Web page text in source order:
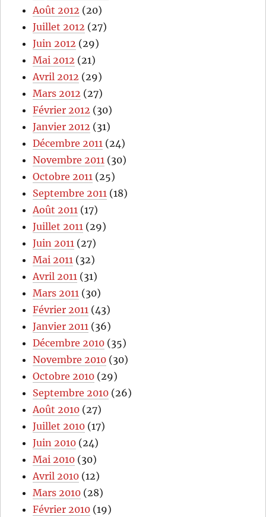
Août 2012 (20)
Juillet 2012 (27)
Juin 2012 (29)
Mai 2012 (21)
Avril 2012 (29)
Mars 2012 (27)
Février 2012 (30)
Janvier 2012 (31)
Décembre 2011 (24)
Novembre 2011 (30)
Octobre 2011 (25)
Septembre 2011 (18)
Août 2011 (17)
Juillet 2011 (29)
Juin 2011 (27)
Mai 2011 (32)
Avril 2011 (31)
Mars 2011 (30)
Février 2011 (43)
Janvier 2011 (36)
Décembre 2010 (35)
Novembre 2010 (30)
Octobre 2010 (29)
Septembre 2010 (26)
Août 2010 (27)
Juillet 2010 (17)
Juin 2010 (24)
Mai 2010 (30)
Avril 2010 (12)
Mars 2010 (28)
Février 2010 (19)